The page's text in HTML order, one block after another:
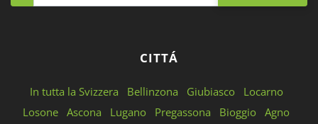
CITTÁ
In tutta la Svizzera Bellinzona Giubiasco
Locarno
Losone Ascona Lugano Pregassona Bioggio Agno